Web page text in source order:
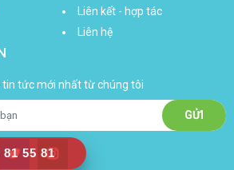
Liên kết - hợp tác
Liên hệ
tin tức mới nhất từ chúng tôi
81 55 81